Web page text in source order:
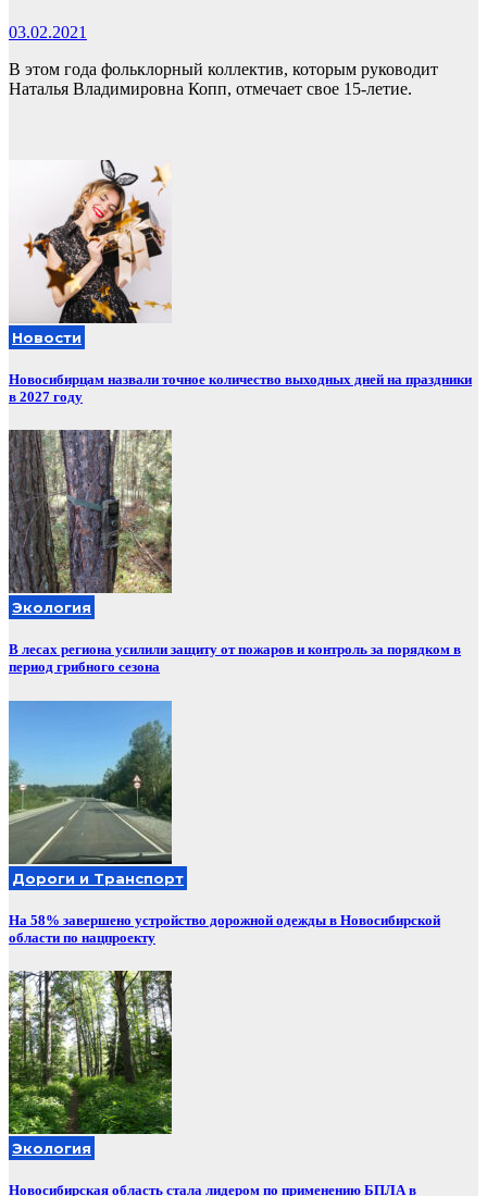
03.02.2021
В этом года фольклорный коллектив, которым руководит
Наталья Владимировна Копп, отмечает свое 15-летие.
Новости
Новосибирцам назвали точное количество выходных дней на праздники
в 2027 году
Экология
В лесах региона усилили защиту от пожаров и контроль за порядком в
период грибного сезона
Дороги и Транспорт
На 58% завершено устройство дорожной одежды в Новосибирской
области по нацпроекту
Экология
Новосибирская область стала лидером по применению БПЛА в